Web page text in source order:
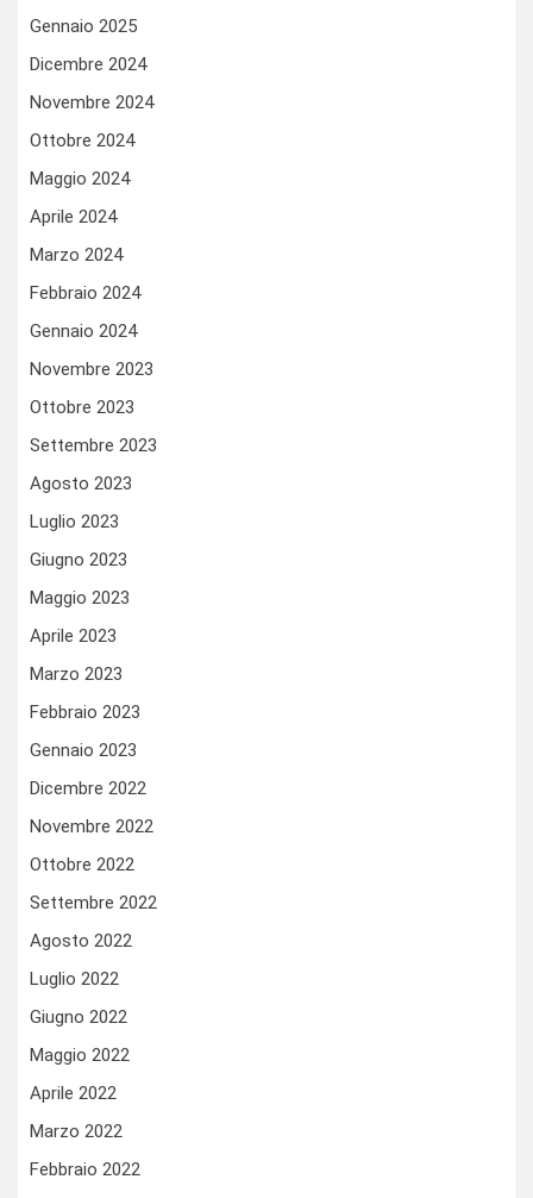
Gennaio 2025
Dicembre 2024
Novembre 2024
Ottobre 2024
Maggio 2024
Aprile 2024
Marzo 2024
Febbraio 2024
Gennaio 2024
Novembre 2023
Ottobre 2023
Settembre 2023
Agosto 2023
Luglio 2023
Giugno 2023
Maggio 2023
Aprile 2023
Marzo 2023
Febbraio 2023
Gennaio 2023
Dicembre 2022
Novembre 2022
Ottobre 2022
Settembre 2022
Agosto 2022
Luglio 2022
Giugno 2022
Maggio 2022
Aprile 2022
Marzo 2022
Febbraio 2022